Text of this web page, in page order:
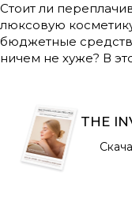
Стоит ли
люксовую
бюджетные
ничем не хуже? В
дорогие и доступные
продукты, что
стоимость и как
оптимальный выбор
своей кожи и
THE